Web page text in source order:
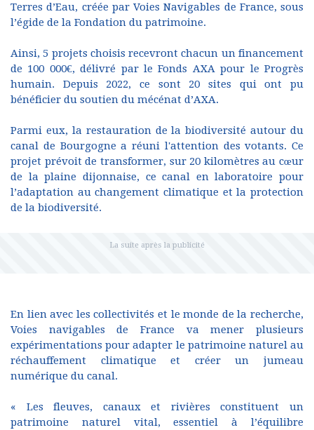
Terres d’Eau, créée par Voies Navigables de France, sous
l’égide de la Fondation du patrimoine.
Ainsi, 5 projets choisis recevront chacun un financement
de 100 000€, délivré par le Fonds AXA pour le Progrès
humain. Depuis 2022, ce sont 20 sites qui ont pu
bénéficier du soutien du mécénat d’AXA.
Parmi eux, la restauration de la biodiversité autour du
canal de Bourgogne a réuni l'attention des votants. Ce
projet prévoit de transformer, sur 20 kilomètres au cœur
de la plaine dijonnaise, ce canal en laboratoire pour
l’adaptation au changement climatique et la protection
de la biodiversité.
En lien avec les collectivités et le monde de la recherche,
Voies navigables de France va mener plusieurs
expérimentations pour adapter le patrimoine naturel au
réchauffement climatique et créer un jumeau
numérique du canal.
« Les fleuves, canaux et rivières constituent un
patrimoine naturel vital, essentiel à l’équilibre